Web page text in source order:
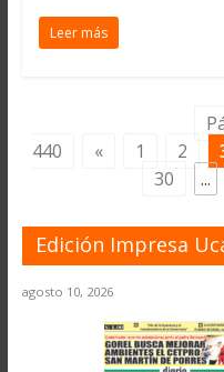
Leer más
440
« 1 2
30
...
Edición Impresa
agosto 10, 2026